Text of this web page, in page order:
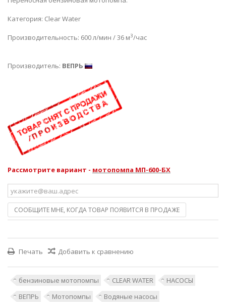
Категория: Clear Water
Производительность: 600 л/мин / 36 м3/час
Производитель: ВЕПРЬ
Рассмотрите вариант - мотопомпа МП-600-БХ
СООБЩИТЕ МНЕ, КОГДА ТОВАР ПОЯВИТСЯ В ПРОДАЖЕ
Печать Добавить к сравнению
бензиновые мотопомпы CLEAR WATER
НАСОСЫ
ВЕПРЬ
Мотопомпы
Водяные насосы